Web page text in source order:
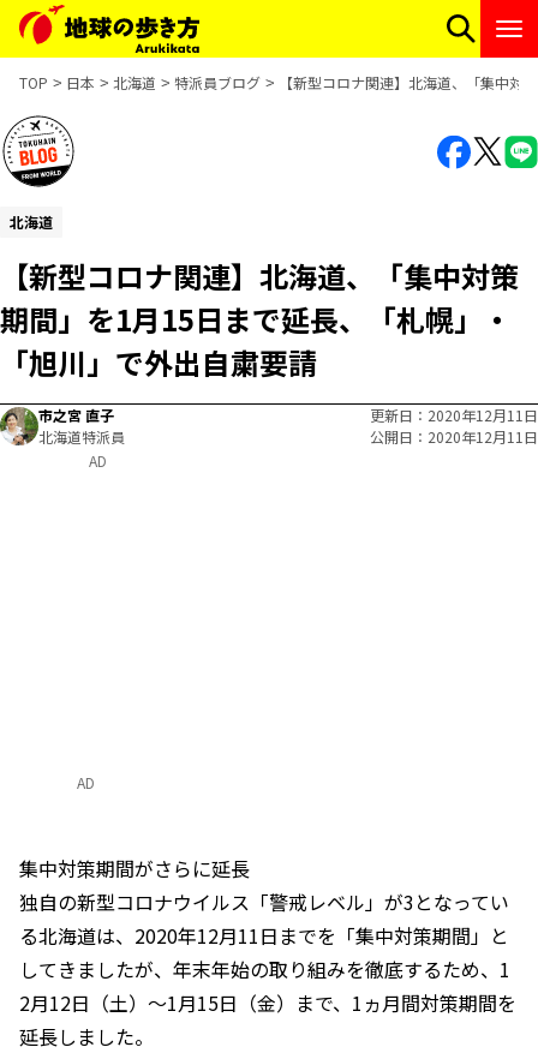
TOP 日本 北海道 特派員ブログ 【新型コロナ関連】北海道、「集中
北海道
【新型コロナ関連】北海道、「集中対策
期間」を1月15日まで延長、「札幌」・
「旭川」で外出自粛要請
市之宮 直子
北海道特派員
更新日
2020年12月11日
公開日
2020年12月11日
AD
集中対策期間がさらに延長
独自の新型コロナウイルス「警戒レベル」が3となってい
る北海道は、2020年12月11日までを「集中対策期間」と
してきましたが、年末年始の取り組みを徹底するため、1
2月12日（土）〜1月15日（金）まで、1ヵ月間対策期間を
延長しました。
AD